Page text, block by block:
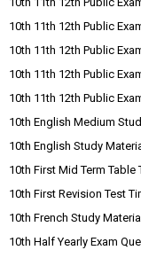
10th 11th 12th Public
10th 11th 12th Public
10th 11th 12th Public
10th 11th 12th Public
10th English Medium
10th English Study
10th First Mid Term Table
10th First Revision Test
10th French Study
10th Half Yearly Exam